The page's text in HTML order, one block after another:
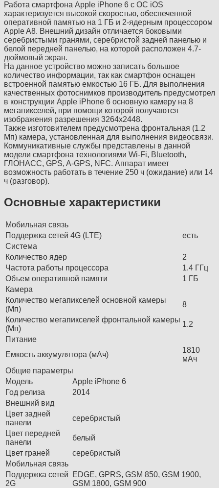
Работа смартфона Apple iPhone 6 с ОС iOS
характеризуется высокой скоростью, обеспеченной
оперативной памятью на 1 ГБ и 2-ядерным процессором
Apple A8. Внешний дизайн отличается боковыми
серебристыми гранями, серебристой задней панелью и
белой передней панелью, на которой расположен 4.7-
дюймовый экран.
На данное устройство можно записать большое
количество информации, так как смартфон оснащен
встроенной памятью емкостью 16 ГБ. Для выполнения
качественных фотоснимков производитель предусмотрел
в конструкции Apple iPhone 6 основную камеру на 8
мегапикселей, при помощи которой получаются
изображения разрешения 3264х2448.
Также изготовителем предусмотрена фронтальная (1.2
Мп) камера, установленная для выполнения видеосвязи.
Коммуникативные службы представлены в данной
модели смартфона технологиями Wi-Fi, Bluetooth,
ГЛОНАСС, GPS, A-GPS, NFC. Аппарат имеет
возможность работать в течение 250 ч (ожидание) или 14
ч (разговор).
Основные характеристики
Мобильная связь
Поддержка сетей 4G (LTE)
есть
Система
Количество ядер
2
Частота работы процессора
1.4 ГГц
Объем оперативной памяти
1 ГБ
Камера
Количество мегапикселей основной камеры
(Мп)
8
Количество мегапикселей фронтальной камеры
(Мп)
1.2
Питание
Емкость аккумулятора (мАч)
1810
мАч
Общие параметры
Модель
Apple iPhone 6
Год релиза
2014
Внешний вид
Цвет задней
панели
серебристый
Цвет передней
панели
белый
Цвет граней
серебристый
Мобильная связь
Поддержка сетей
2G
EDGE, GPRS, GSM 850, GSM 1900,
GSM 1800, GSM 900